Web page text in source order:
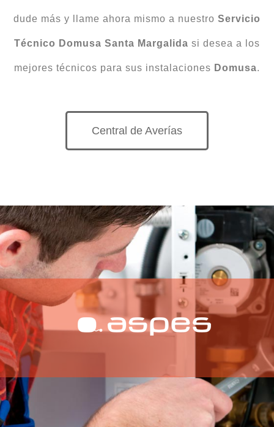
dude más y llame ahora mismo a nuestro Servicio
Técnico Domusa Santa Margalida si desea a los
mejores técnicos para sus instalaciones Domusa.
Central de Averías